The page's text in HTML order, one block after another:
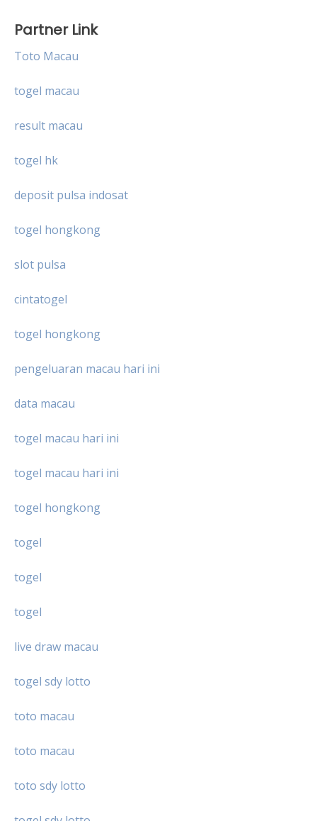
Partner Link
Toto Macau
togel macau
result macau
togel hk
deposit pulsa indosat
togel hongkong
slot pulsa
cintatogel
togel hongkong
pengeluaran macau hari ini
data macau
togel macau hari ini
togel macau hari ini
togel hongkong
togel
togel
togel
live draw macau
togel sdy lotto
toto macau
toto macau
toto sdy lotto